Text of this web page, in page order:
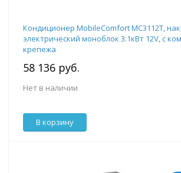
Кондиционер MobileComfort MC3112T,
электрический моноблок 3.1кВт 12V, с
крепежа
58 136 руб.
Нет в наличии
В корзину